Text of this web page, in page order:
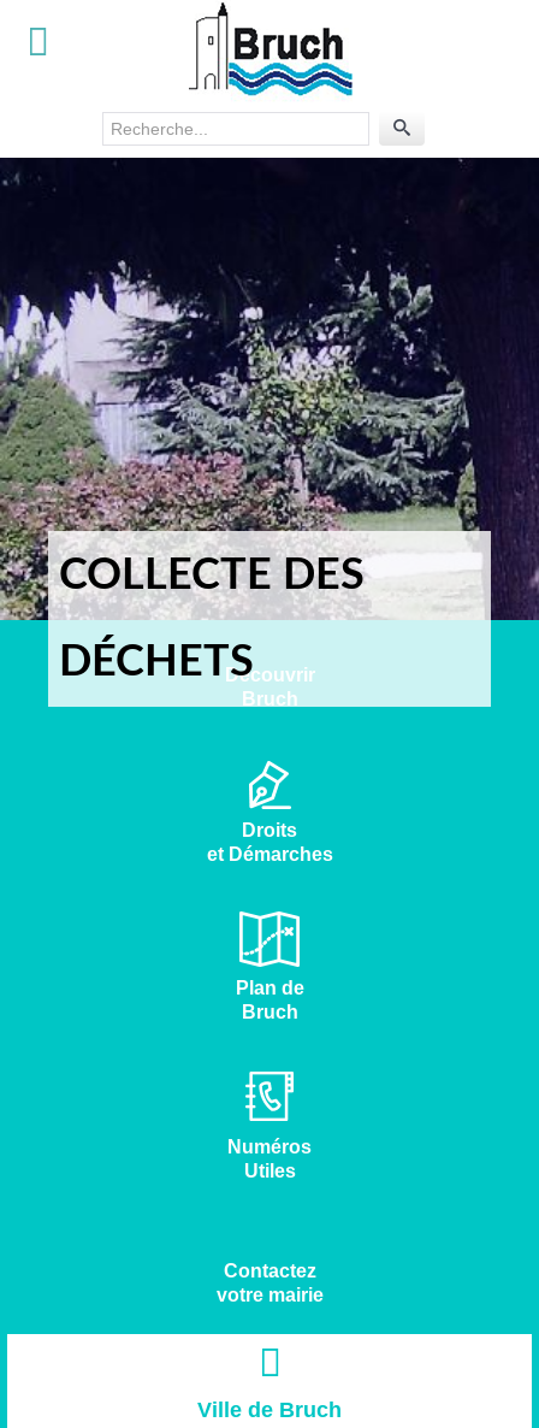
Rechercher
COLLECTE DES
DÉCHETSDécouvrir
Bruch
Droits
et Démarches
Plan de
Bruch
Numéros
Utiles
Contactez
votre mairie
Ville de Bruch